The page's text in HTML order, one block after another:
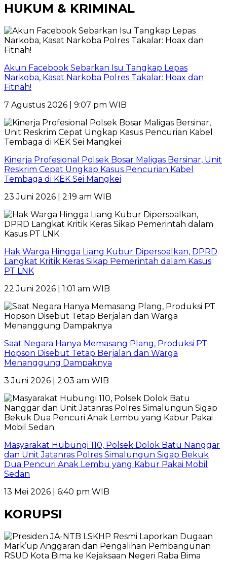
HUKUM & KRIMINAL
Akun Facebook Sebarkan Isu Tangkap Lepas
Narkoba, Kasat Narkoba Polres Takalar: Hoax dan
Fitnah!
7 Agustus 2026 | 9:07 pm WIB
Kinerja Profesional Polsek Bosar Maligas Bersinar, Unit
Reskrim Cepat Ungkap Kasus Pencurian Kabel
Tembaga di KEK Sei Mangkei
23 Juni 2026 | 2:19 am WIB
Hak Warga Hingga Liang Kubur Dipersoalkan, DPRD
Langkat Kritik Keras Sikap Pemerintah dalam Kasus
PT LNK
22 Juni 2026 | 1:01 am WIB
Saat Negara Hanya Memasang Plang, Produksi PT
Hopson Disebut Tetap Berjalan dan Warga
Menanggung Dampaknya
3 Juni 2026 | 2:03 am WIB
Masyarakat Hubungi 110, Polsek Dolok Batu Nanggar
dan Unit Jatanras Polres Simalungun Sigap Bekuk
Dua Pencuri Anak Lembu yang Kabur Pakai Mobil
Sedan
13 Mei 2026 | 6:40 pm WIB
KORUPSI